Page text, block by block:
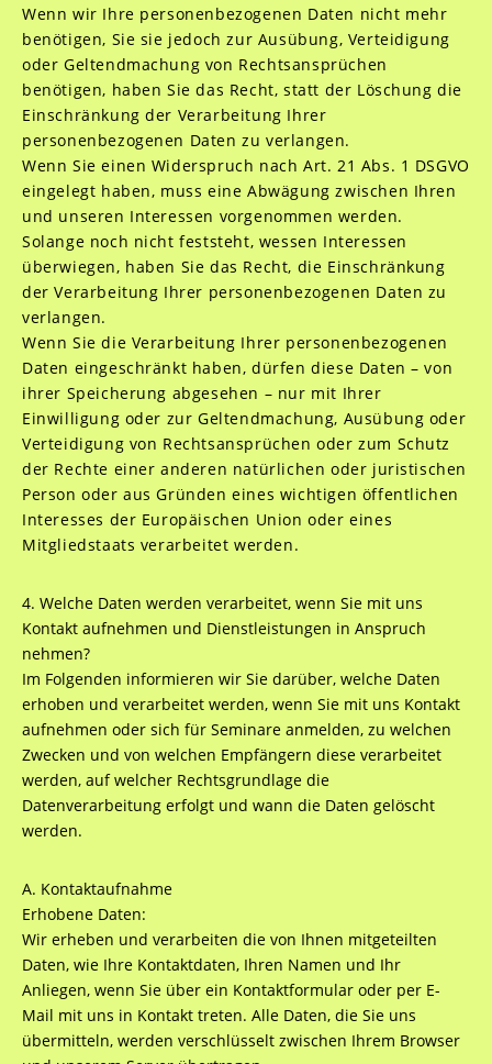
Wenn wir Ihre personenbezogenen Daten nicht mehr
benötigen, Sie sie jedoch zur Ausübung, Verteidigung
oder Geltendmachung von Rechtsansprüchen
benötigen, haben Sie das Recht, statt der Löschung die
Einschränkung der Verarbeitung Ihrer
personenbezogenen Daten zu verlangen.
Wenn Sie einen Widerspruch nach Art. 21 Abs. 1 DSGVO
eingelegt haben, muss eine Abwägung zwischen Ihren
und unseren Interessen vorgenommen werden.
Solange noch nicht feststeht, wessen Interessen
überwiegen, haben Sie das Recht, die Einschränkung
der Verarbeitung Ihrer personenbezogenen Daten zu
verlangen.
Wenn Sie die Verarbeitung Ihrer personenbezogenen
Daten eingeschränkt haben, dürfen diese Daten – von
ihrer Speicherung abgesehen – nur mit Ihrer
Einwilligung oder zur Geltendmachung, Ausübung oder
Verteidigung von Rechtsansprüchen oder zum Schutz
der Rechte einer anderen natürlichen oder juristischen
Person oder aus Gründen eines wichtigen öffentlichen
Interesses der Europäischen Union oder eines
Mitgliedstaats verarbeitet werden.
4. Welche Daten werden verarbeitet, wenn Sie mit uns
Kontakt aufnehmen und Dienstleistungen in Anspruch
nehmen?
Im Folgenden informieren wir Sie darüber, welche Daten
erhoben und verarbeitet werden, wenn Sie mit uns Kontakt
aufnehmen oder sich für Seminare anmelden, zu welchen
Zwecken und von welchen Empfängern diese verarbeitet
werden, auf welcher Rechtsgrundlage die
Datenverarbeitung erfolgt und wann die Daten gelöscht
werden.
A. Kontaktaufnahme
Erhobene Daten:
Wir erheben und verarbeiten die von Ihnen mitgeteilten
Daten, wie Ihre Kontaktdaten, Ihren Namen und Ihr
Anliegen, wenn Sie über ein Kontaktformular oder per E-
Mail mit uns in Kontakt treten. Alle Daten, die Sie uns
übermitteln, werden verschlüsselt zwischen Ihrem Browser